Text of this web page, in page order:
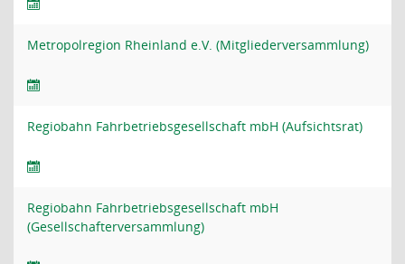
Metropolregion Rheinland e.V. (Mitgliederversammlung)
Regiobahn Fahrbetriebsgesellschaft mbH (Aufsichtsrat)
Regiobahn Fahrbetriebsgesellschaft mbH
(Gesellschafterversammlung)